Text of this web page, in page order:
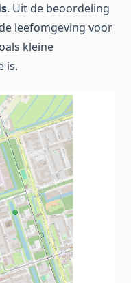
. Uit de beoordeling
leefomgeving voor
kleine
is.